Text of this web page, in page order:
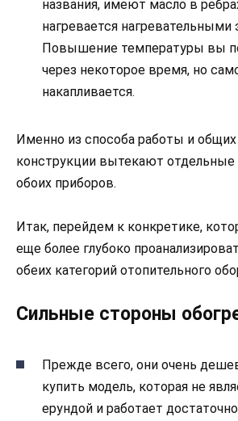
названия, имеют масло в
нагревается нагревательными
Повышение температуры вы
через некоторое время, но
накапливается.
Именно из способа работы и общих
конструкции вытекают
обоих приборов.
Итак, перейдем к конкретике,
еще более глубоко
обеих категорий отопительного
Сильные стороны
Прежде всего, они очень
купить модель, которая не
ерундой и работает